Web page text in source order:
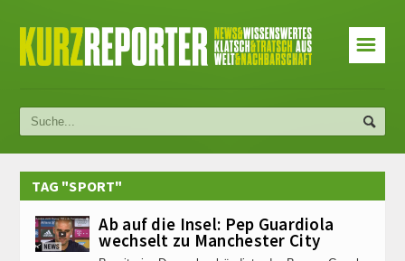
☰
TAG "SPORT"
Ab auf die Insel: Pep Guardiola
wechselt zu Manchester City